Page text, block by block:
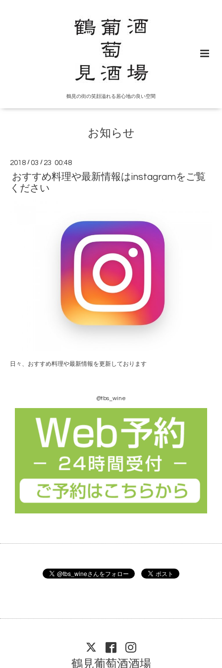
鶴見の街の笑顔溢れる居心地の良い空間
お知らせ
2018 /03 / 23 00:48
おすすめ料理や最新情報はinstagramをご覧
ください
日々、おすすめ料理や最新情報を更新しております
@tbs_wine
鶴見葡萄酒酒場